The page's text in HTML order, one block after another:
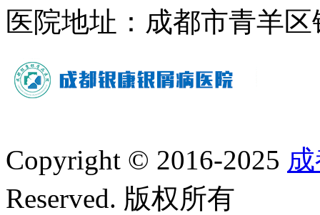
医院地址：成都市青羊
Copyright © 2016-2025
Reserved. 版权所有